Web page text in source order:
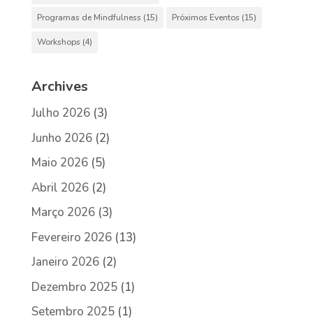
Programas de Mindfulness (15) Próximos Eventos (15)
Workshops (4)
Archives
Julho 2026(3)
Junho 2026(2)
Maio 2026(5)
Abril 2026(2)
Março 2026(3)
Fevereiro 2026(13)
Janeiro 2026(2)
Dezembro 2025(1)
Setembro 2025(1)